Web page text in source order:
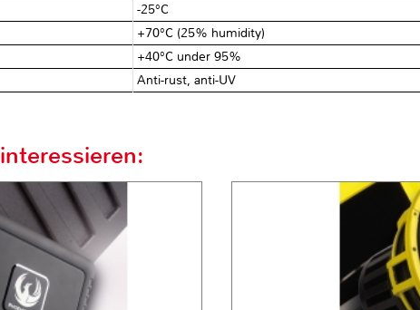
-25°C
+70°C (25% humidity)
+40°C under 95%
Anti-rust, anti-UV